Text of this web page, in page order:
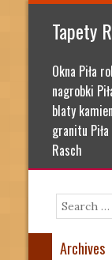
Tapety
Okna Piła
nagrobki
blaty
granitu
Rasch
Search
Archives